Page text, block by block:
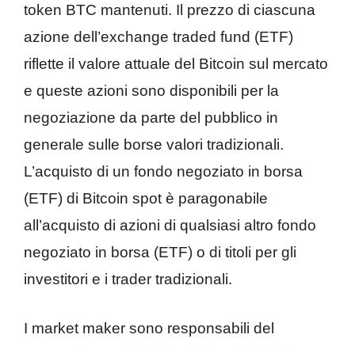
token BTC mantenuti. Il prezzo di ciascuna
azione dell’exchange traded fund (ETF)
riflette il valore attuale del Bitcoin sul mercato
e queste azioni sono disponibili per la
negoziazione da parte del pubblico in
generale sulle borse valori tradizionali.
L’acquisto di un fondo negoziato in borsa
(ETF) di Bitcoin spot è paragonabile
all’acquisto di azioni di qualsiasi altro fondo
negoziato in borsa (ETF) o di titoli per gli
investitori e i trader tradizionali.
I market maker sono responsabili del